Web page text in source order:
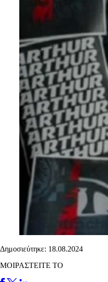
Δημοσιεύτηκε: 18.08.2024
ΜΟΙΡΑΣΤΕΙΤΕ ΤΟ